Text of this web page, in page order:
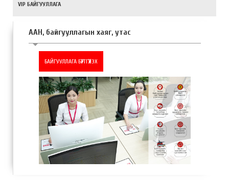
VIP БАЙГУУЛЛАГА
ААН, байгууллагын хаяг, утас